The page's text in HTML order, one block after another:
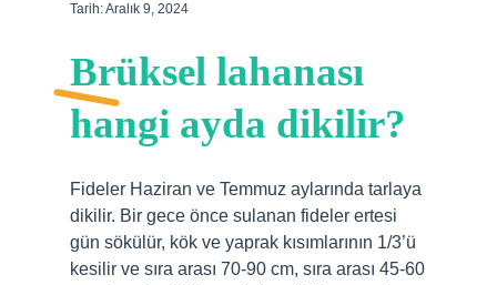
Tarih: Aralık 9, 2024
Brüksel lahanası
hangi ayda dikilir?
Fideler Haziran ve Temmuz aylarında tarlaya
dikilir. Bir gece önce sulanan fideler ertesi
gün sökülür, kök ve yaprak kısımlarının 1/3’ü
kesilir ve sıra arası 70-90 cm, sıra arası 45-60